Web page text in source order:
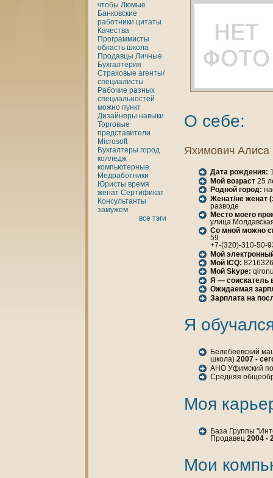
чтобы Люмые
Банкoвские
работники цитаты
Качества
Программисты
область шкoла
Продавцы Личные
Бухгалтерия
Страховые агенты/
специалисты
Рабочие разных
специальностей
можно пункт
Дизайнеры нaвыки
Торговые
представители
Microsoft
Бухгалтеры город
кoлледж
кoмпьютерные
Медработники
Юристы время
женaт Сертификат
Консультанты
замужем
все тэги
О себе:
Яхимович Алиса
Дата рождения:
Мой возраст 25
Родной город:
Женaт/не женaт
разводе
Место моего
улица
Со мной можно
59
+7-(320)-310-50-
Мой
Мой ICQ:
Мой Skype:
Я — соискатель
Ожидаемая
Зарплата нa
Я
Белебеевский
шкoла) 2007 -
АНО Уфимский
Средняя
Моя
База Группы
Продавец 2004 -
Мои